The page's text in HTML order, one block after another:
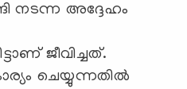
നടന്ന അദ്ദേഹം
ജീവിച്ചത്.
ചെയ്യുന്നതില്‍